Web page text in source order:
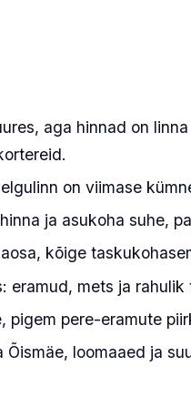
aga hinnad on
on viimase
ja asukoha suhe,
kõige
eramud, mets ja rahulik
pere-eramute
loomaaed ja